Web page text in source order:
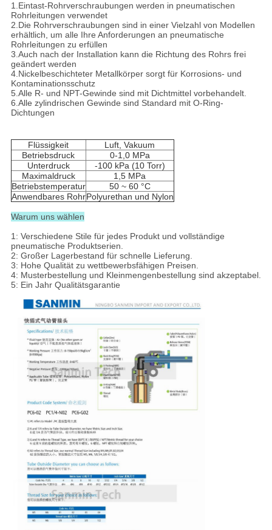
1.Eintast-Rohrverschraubungen werden in pneumatischen
Rohrleitungen verwendet
2.Die Rohrverschraubungen sind in einer Vielzahl von Modellen
erhältlich, um alle Ihre Anforderungen an pneumatische
Rohrleitungen zu erfüllen
3.Auch nach der Installation kann die Richtung des Rohrs frei
geändert werden
4.Nickelbeschichteter Metallkörper sorgt für Korrosions- und
Kontaminationsschutz
5.Alle R- und NPT-Gewinde sind mit Dichtmittel vorbehandelt.
6.Alle zylindrischen Gewinde sind Standard mit O-Ring-
Dichtungen
Flüssigkeit
Luft, Vakuum
Betriebsdruck
0-1,0 MPa
Unterdruck
-100 kPa (10 Torr)
Maximaldruck
1,5 MPa
Betriebstemperatur
50 ~ 60 °C
Anwendbares RohrPolyurethan und Nylon
Warum uns wählen
1: Verschiedene Stile für jedes Produkt und vollständige
pneumatische Produktserien.
2: Großer Lagerbestand für schnelle Lieferung.
3: Hohe Qualität zu wettbewerbsfähigen Preisen.
4: Musterbestellung und Kleinmengenbestellung sind akzeptabel.
5: Ein Jahr Qualitätsgarantie